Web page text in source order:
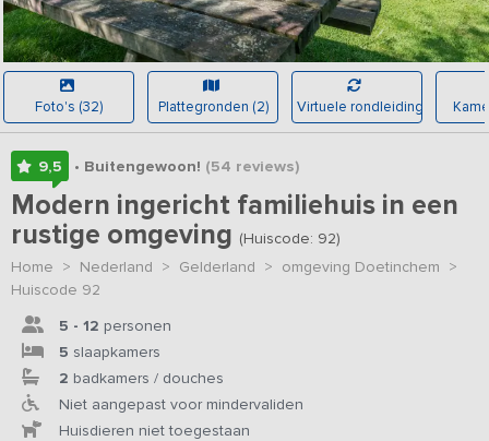
Foto's (32) Plattegronden (2) Virtuele rondleiding
9,5 • Buitengewoon! (54 reviews)
Modern ingericht familiehuis in een
rustige omgeving (Huiscode: 92)
Home > Nederland > Gelderland > omgeving Doetinchem >
Huiscode 92
5 - 12 personen
5 slaapkamers
2 badkamers / douches
Niet aangepast voor mindervaliden
Huisdieren niet toegestaan